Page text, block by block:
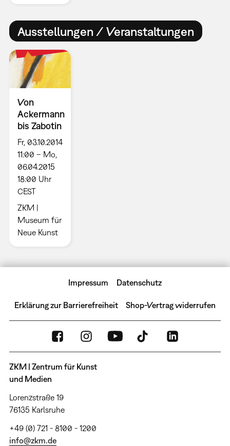
Ausstellungen / Veranstaltungen
Von
Ackermann
bis Zabotin
Fr, 03.10.2014
11:00 – Mo,
06.04.2015
18:00 Uhr
CEST
ZKM |
Museum für
Neue Kunst
Impressum Datenschutz
Erklärung zur Barrierefreiheit Shop-Vertrag widerrufen
ZKM | Zentrum für Kunst
und Medien
Lorenzstraße 19
76135 Karlsruhe
+49 (0) 721 - 8100 - 1200
info@zkm.de